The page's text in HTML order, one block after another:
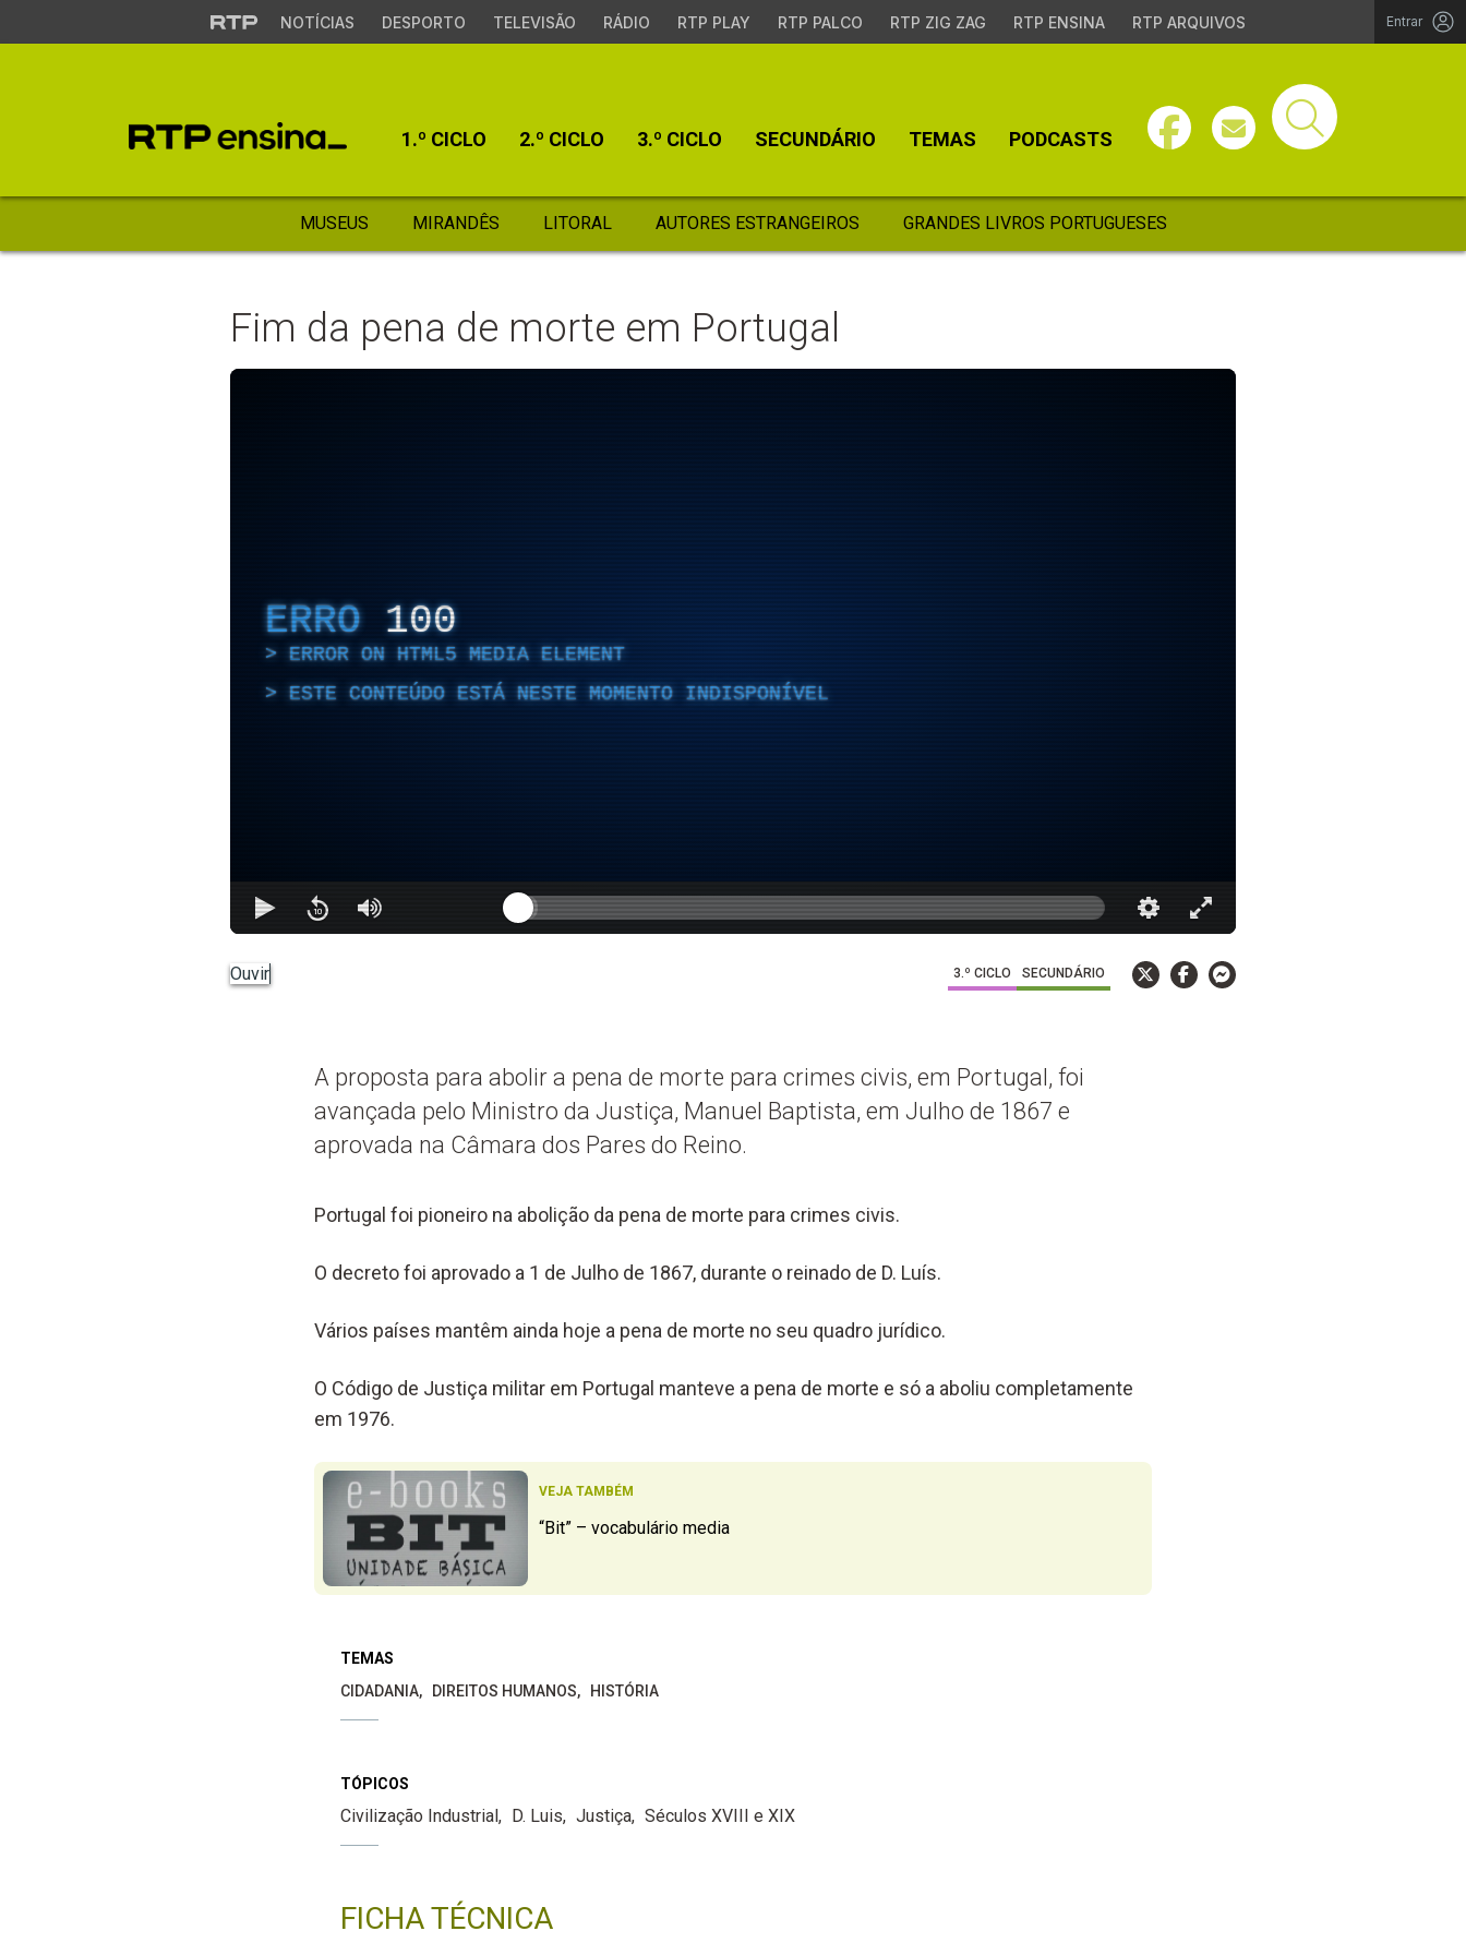
NOTÍCIAS DESPORTO TELEVISÃO RÁDIO RTP PLAY RTP PALCO RTP ZIG ZAG RTP ENSINA RTP ARQUIVOS Entrar
1.º CICLO 2.º CICLO 3.º CICLO SECUNDÁRIO TEMAS PODCASTS
MUSEUS MIRANDÊS LITORAL AUTORES ESTRANGEIROS GRANDES LIVROS PORTUGUESES
Fim da pena de morte em Portugal
ERRO 100
ERROR ON HTML5 MEDIA ELEMENT
ESTE CONTEÚDO ESTÁ NESTE MOMENTO INDISPONÍVEL
Ouvir 3.º CICLO SECUNDÁRIO
A proposta para abolir a pena de morte para crimes civis, em Portugal, foi
avançada pelo Ministro da Justiça, Manuel Baptista, em Julho de 1867 e
aprovada na Câmara dos Pares do Reino.
Portugal foi pioneiro na abolição da pena de morte para crimes civis.
O decreto foi aprovado a 1 de Julho de 1867, durante o reinado de D. Luís.
Vários países mantêm ainda hoje a pena de morte no seu quadro jurídico.
O Código de Justiça militar em Portugal manteve a pena de morte e só a aboliu completamente
em 1976.
VEJA TAMBÉM
“Bit” – vocabulário media
TEMAS
CIDADANIA
DIREITOS HUMANOS HISTÓRIA
TÓPICOS
Civilização Industrial D. Luis Justiça Séculos XVIII e XIX
FICHA TÉCNICA